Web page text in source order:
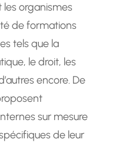
organismes
de formations
tels que la
le droit, les
encore. De
sur mesure
de leur